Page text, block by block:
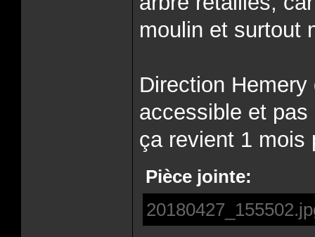
moulin et surtout
Direction
accessible et
ça revient 1 mois
Pièce jointe: